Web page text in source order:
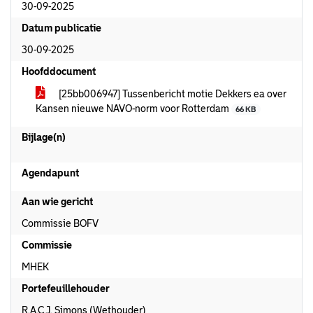
30-09-2025
Datum publicatie
30-09-2025
Hoofddocument
[25bb006947] Tussenbericht motie Dekkers ea over
Kansen nieuwe NAVO-norm voor Rotterdam
66 KB
Bijlage(n)
Agendapunt
Aan wie gericht
Commissie BOFV
Commissie
MHEK
Portefeuillehouder
R.A.C.J. Simons (Wethouder)